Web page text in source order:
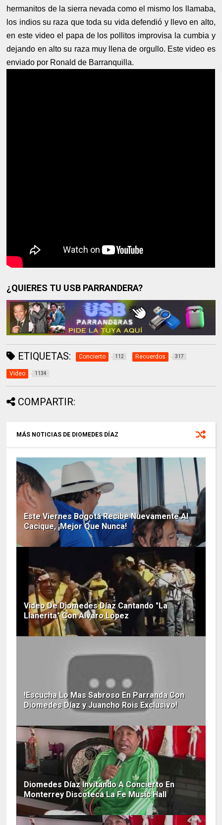
hermanitos de la sierra nevada como el mismo los llamaba,
los indios su raza que toda su vida defendió y llevo en alto,
en este video el papa de los pollitos improvisa la cumbia y
dejando en alto su raza muy llena de orgullo. Este video es
enviado por Ronald de Barranquilla.
¿QUIERES TU USB PARRANDERA?
ETIQUETAS: Concierto 112 Recuerdos 317
Video 1134
COMPARTIR:
MÁS NOTICIAS DE DIOMEDES DÍAZ
Este Viernes Bogotá Recibe Nuevamente Al
Cacique, ¡Mejor Que Nunca!
Video De Diomedes Díaz Cantando "La
Llanerita" Con Alvaro Lopez
!Escucha Lo Mas Sabroso En Parranda Con
Diomedes Díaz y Juancho Rois Exclusivo!
Diomedes Díaz Invitando A Concierto En
Monterrey Discoteca La Fe Music Hall